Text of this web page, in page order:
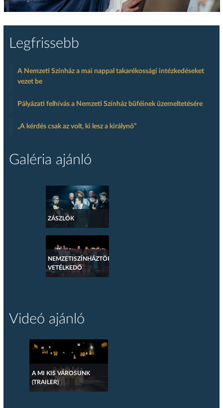
Legfrissebb
A Nemzeti Színház a mai nappal takarékossági intézkedéseket
vezet be
Pályázati felhívás a Nemzeti Színház büféinek üzemeltetésére
„A kérdés csak az volt, ki lesz a királynő”
Galéria ajánló
ZÁSZLÓK
NEMZETISZÍNHÁZTÖRTÉNETI
VETÉLKEDŐ
Videó ajánló
A MI KIS VÁROSUNK
(TRAILER)